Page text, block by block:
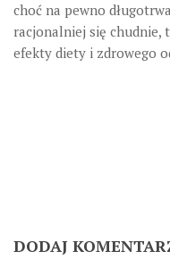
choć na pewno
racjonalniej się chudnie,
efekty diety i zdrowego
DODAJ